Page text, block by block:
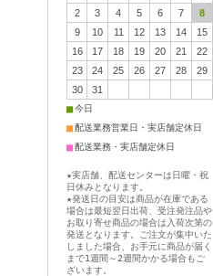
2
3 4 5 6 7
8
9
10 11 12 13 14
15
16
17 18 19 20 21
22
23
24 25 26 27 28
29
30
31
■今日
■配送業務営業日・実店舗定休日
■配送業務・実店舗定休日
★実店舗、配送センターは日曜・祝
日休みとなります。
★発送日の目安は商品が在庫である
場合は最短翌日出荷、受注発注品や
お取り寄せ商品の場合は入荷次第の
発送となります。ご注文が集中いた
しました場合、お手元に商品が届く
まで1週間～2週間かかる場合もご
ざいます。